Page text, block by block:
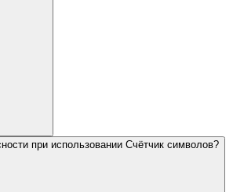
при использовании Счётчик символов?